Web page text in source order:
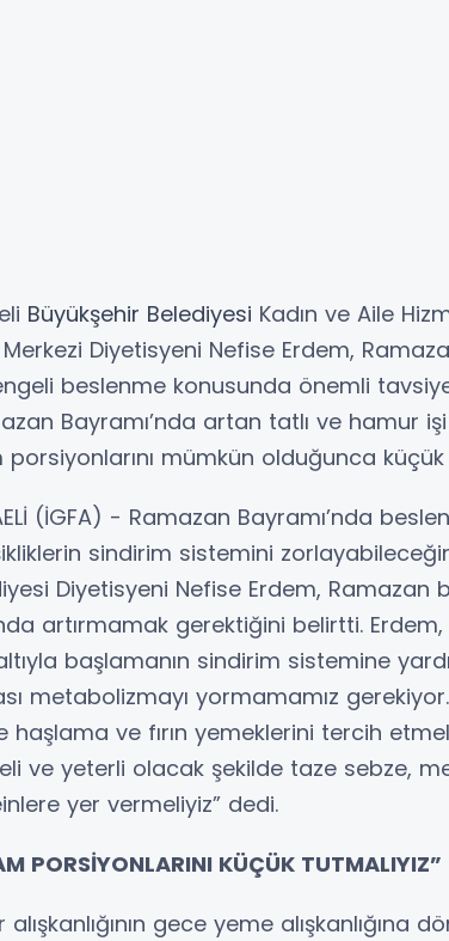
Büyükşehir Belediyesi Kadın ve Aile
Diyetisyeni Nefise Erdem,
beslenme konusunda önemli
Bayramı’nda artan tatlı ve hamur
porsiyonlarını mümkün olduğunca küçük
(İGFA) - Ramazan Bayramı’nda
sindirim sistemini
Diyetisyeni Nefise Erdem, Ramazan
artırmamak gerektiğini belirtti.
başlamanın sindirim sistemine
metabolizmayı yormamamız
haşlama ve fırın yemeklerini tercih
ve yeterli olacak şekilde taze sebze,
yer vermeliyiz” dedi.
PORSİYONLARINI KÜÇÜK TUTMALIYIZ”
alışkanlığının gece yeme